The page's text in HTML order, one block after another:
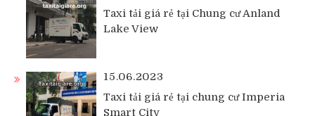
Taxi tải giá rẻ tại Chung cư Anland
Lake View
15.06.2023
Taxi tải giá rẻ tại chung cư Imperia
Smart City